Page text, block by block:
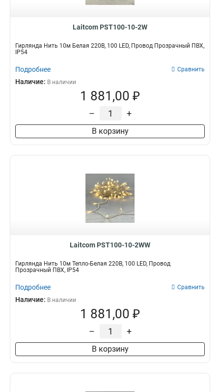
Laitcom PST100-10-2W
Гирлянда Нить 10м Белая 220В, 100 LED, Провод Прозрачный ПВХ,
IP54
Подробнее Сравнить
Наличие: В наличии
1 881,00 ₽
– +
В корзину
Laitcom PST100-10-2WW
Гирлянда Нить 10м Тепло-Белая 220В, 100 LED, Провод
Прозрачный ПВХ, IP54
Подробнее Сравнить
Наличие: В наличии
1 881,00 ₽
– +
В корзину